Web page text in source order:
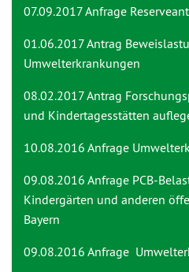
07.09.2017 Anfrage
01.06.2017 Antrag
Umwelterkrankungen
08.02.2017 Antrag
und Kindertagesstätten
10.08.2016 Anfrage
09.08.2016 Anfrage PCB-
Kindergärten und anderen
Bayern
09.08.2016 Anfrage